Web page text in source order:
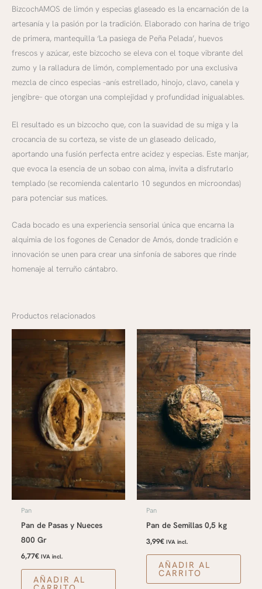
BizcochAMOS de limón y especias glaseado es la encarnación de la
artesanía y la pasión por la tradición. Elaborado con harina de trigo
de primera, mantequilla ‘La pasiega de Peña Pelada’, huevos
frescos y azúcar, este bizcocho se eleva con el toque vibrante del
zumo y la ralladura de limón, complementado por una exclusiva
mezcla de cinco especias –anís estrellado, hinojo, clavo, canela y
jengibre– que otorgan una complejidad y profundidad inigualables.
El resultado es un bizcocho que, con la suavidad de su miga y la
crocancia de su corteza, se viste de un glaseado delicado,
aportando una fusión perfecta entre acidez y especias. Este manjar,
que evoca la esencia de un sobao con alma, invita a disfrutarlo
templado (se recomienda calentarlo 10 segundos en microondas)
para potenciar sus matices.
Cada bocado es una experiencia sensorial única que encarna la
alquimia de los fogones de Cenador de Amós, donde tradición e
innovación se unen para crear una sinfonía de sabores que rinde
homenaje al terruño cántabro.
Productos relacionados
Pan
Pan de Pasas y Nueces
800 Gr
6,77€ IVA incl.
AÑADIR AL
Pan
Pan de Semillas 0,5 kg
3,99€ IVA incl.
AÑADIR AL
CARRITO